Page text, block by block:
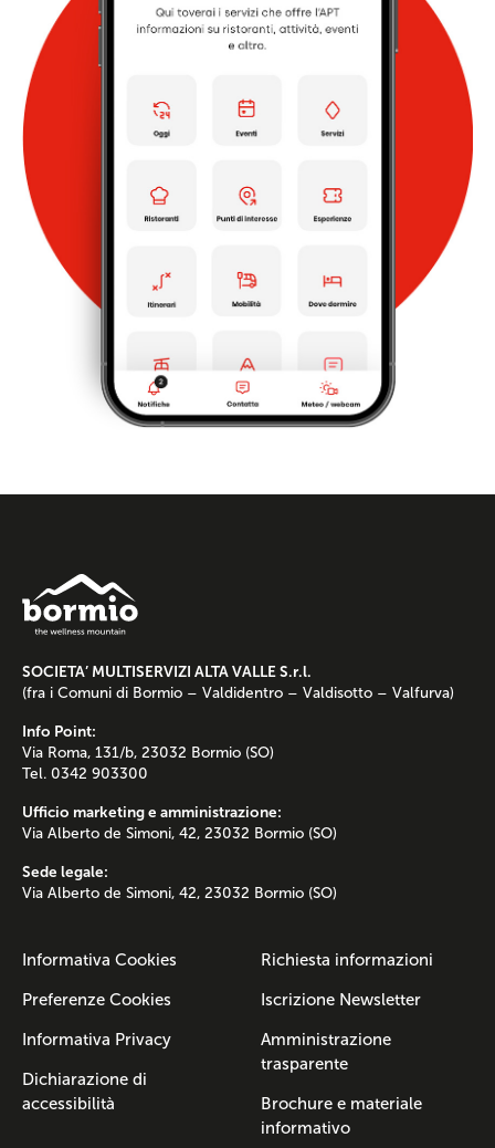
SOCIETA’ MULTISERVIZI ALTA VALLE S.r.l.
(fra i Comuni di Bormio – Valdidentro – Valdisotto – Valfurva)
Info Point:
Via Roma, 131/b, 23032 Bormio (SO)
Tel. 0342 903300
Ufficio marketing e amministrazione:
Via Alberto de Simoni, 42, 23032 Bormio (SO)
Sede legale:
Via Alberto de Simoni, 42, 23032 Bormio (SO)
Informativa Cookies
Preferenze Cookies
Informativa Privacy
Dichiarazione di
accessibilità
Richiesta informazioni
Iscrizione Newsletter
Amministrazione
trasparente
Brochure e materiale
informativo